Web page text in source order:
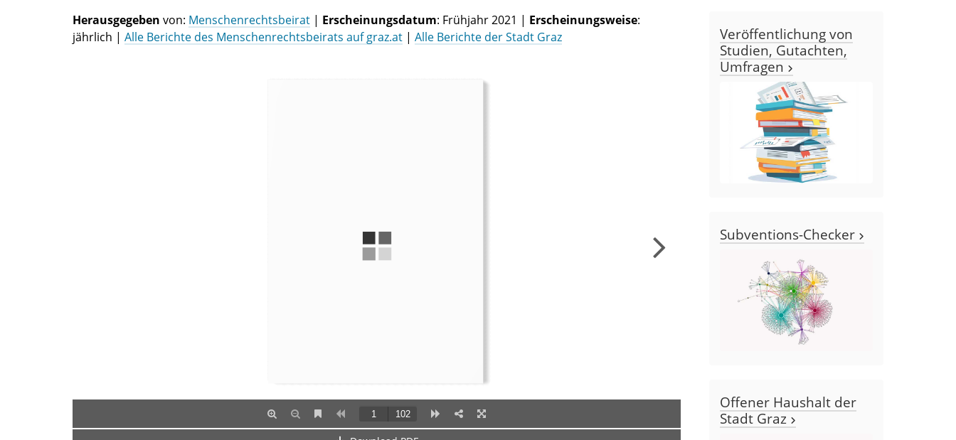
Herausgegeben von: Menschenrechtsbeirat | Erscheinungsdatum: Frühjahr 2021 | Erscheinungsweise:
jährlich | Alle Berichte des Menschenrechtsbeirats auf graz.at | Alle Berichte der Stadt Graz
Veröffentlichung von
Studien, Gutachten,
Umfragen
Subventions-Checker
Offener Haushalt der
Stadt Graz